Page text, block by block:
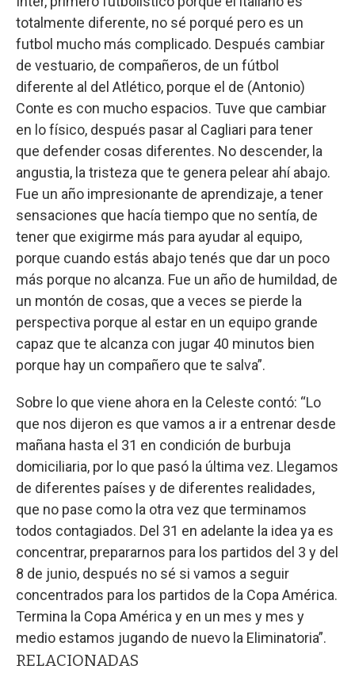
totalmente diferente, no sé porqué pero es un
futbol mucho más complicado. Después cambiar
de vestuario, de compañeros, de un fútbol
diferente al del Atlético, porque el de (Antonio)
Conte es con mucho espacios. Tuve que cambiar
en lo físico, después pasar al Cagliari para tener
que defender cosas diferentes. No descender, la
angustia, la tristeza que te genera pelear ahí abajo.
Fue un año impresionante de aprendizaje, a tener
sensaciones que hacía tiempo que no sentía, de
tener que exigirme más para ayudar al equipo,
porque cuando estás abajo tenés que dar un poco
más porque no alcanza. Fue un año de humildad, de
un montón de cosas, que a veces se pierde la
perspectiva porque al estar en un equipo grande
capaz que te alcanza con jugar 40 minutos bien
porque hay un compañero que te salva”.
Sobre lo que viene ahora en la Celeste contó: “Lo
que nos dijeron es que vamos a ir a entrenar desde
mañana hasta el 31 en condición de burbuja
domiciliaria, por lo que pasó la última vez. Llegamos
de diferentes países y de diferentes realidades,
que no pase como la otra vez que terminamos
todos contagiados. Del 31 en adelante la idea ya es
concentrar, prepararnos para los partidos del 3 y del
8 de junio, después no sé si vamos a seguir
concentrados para los partidos de la Copa América.
Termina la Copa América y en un mes y mes y
medio estamos jugando de nuevo la Eliminatoria”.
RELACIONADAS